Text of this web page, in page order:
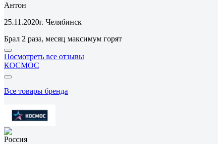
Антон
25.11.2020г. Челябинск
Брал 2 раза, месяц максимум горят
Посмотреть все отзывы
КОСМОС
Все товары бренда